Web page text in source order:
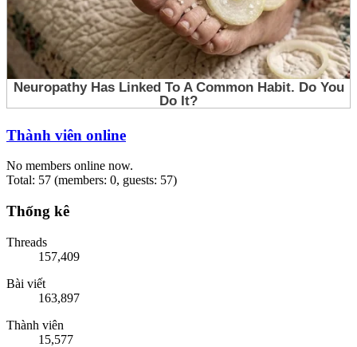
Thành viên online
No members online now.
Total: 57 (members: 0, guests: 57)
Thống kê
Threads
157,409
Bài viết
163,897
Thành viên
15,577